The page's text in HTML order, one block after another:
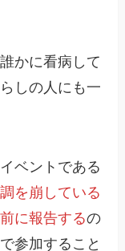
かに看病して
しの人にも一
ベントである
を崩している
に報告するの
参加すること